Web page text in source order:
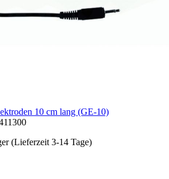
10 cm lang (GE-10)
(Lieferzeit 3-14 Tage)